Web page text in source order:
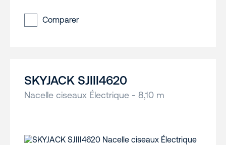
Comparer
SKYJACK SJIII4620
Nacelle ciseaux Électrique - 8,10 m